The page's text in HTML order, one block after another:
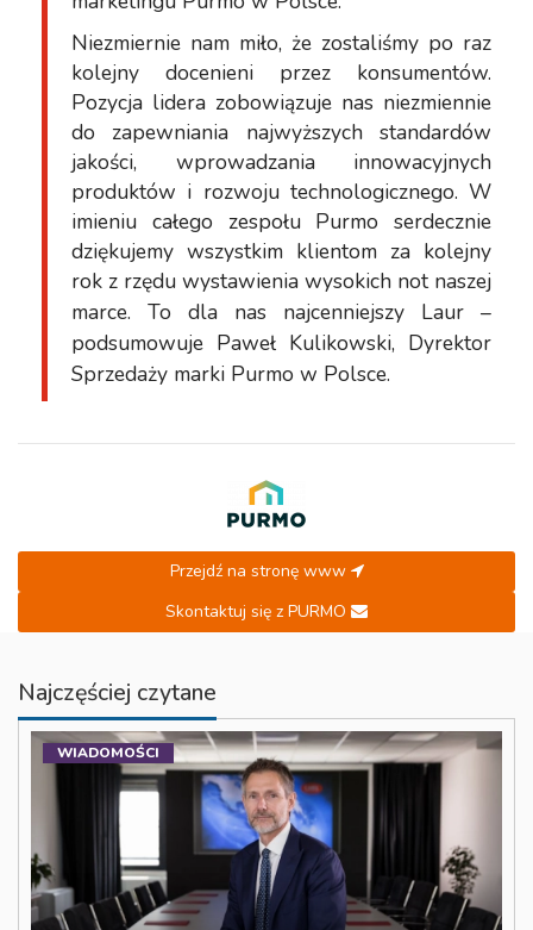
Niezmiernie nam miło, że zostaliśmy po raz
kolejny docenieni przez konsumentów.
Pozycja lidera zobowiązuje nas niezmiennie
do zapewniania najwyższych standardów
jakości, wprowadzania innowacyjnych
produktów i rozwoju technologicznego. W
imieniu całego zespołu Purmo serdecznie
dziękujemy wszystkim klientom za kolejny
rok z rzędu wystawienia wysokich not naszej
marce. To dla nas najcenniejszy Laur –
podsumowuje Paweł Kulikowski, Dyrektor
Sprzedaży marki Purmo w Polsce.
Przejdź na stronę www
Skontaktuj się z PURMO
Najczęściej czytane
WIADOMOŚCI